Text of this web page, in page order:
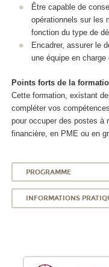
Être capable de
opérationnels sur les
fonction du type de
Encadrer, assurer le
une équipe en
Points forts de la
Cette formation, existant
compléter vos
pour occuper des postes à
financière, en PME ou en
PROGRAMME
INFORMATIONS